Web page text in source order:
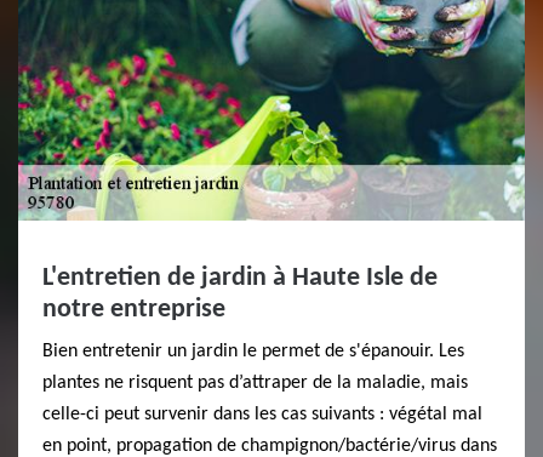
L'entretien de jardin à Haute Isle de
notre entreprise
Bien entretenir un jardin le permet de s'épanouir. Les
plantes ne risquent pas d’attraper de la maladie, mais
celle-ci peut survenir dans les cas suivants : végétal mal
en point, propagation de champignon/bactérie/virus dans